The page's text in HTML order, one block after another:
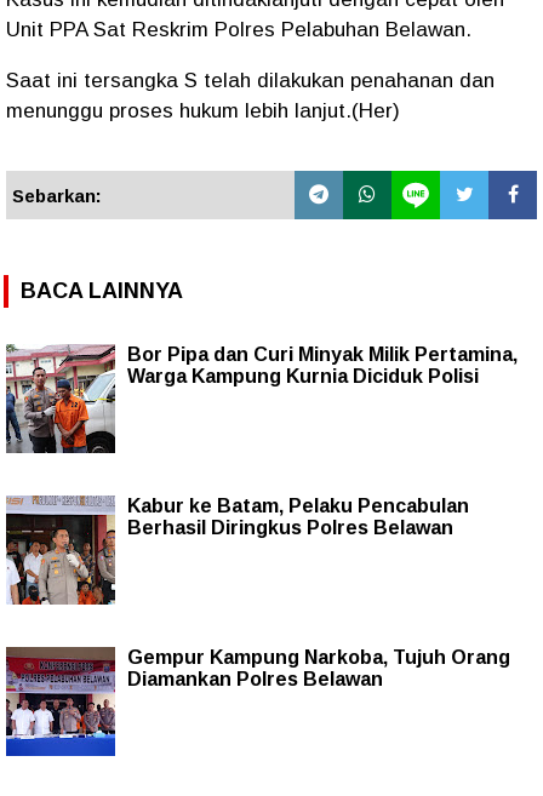
Unit PPA Sat Reskrim Polres Pelabuhan Belawan.
Saat ini tersangka S telah dilakukan penahanan dan
menunggu proses hukum lebih lanjut.(Her)
Sebarkan:
BACA LAINNYA
Bor Pipa dan Curi Minyak Milik Pertamina,
Warga Kampung Kurnia Diciduk Polisi
Kabur ke Batam, Pelaku Pencabulan
Berhasil Diringkus Polres Belawan
Gempur Kampung Narkoba, Tujuh Orang
Diamankan Polres Belawan